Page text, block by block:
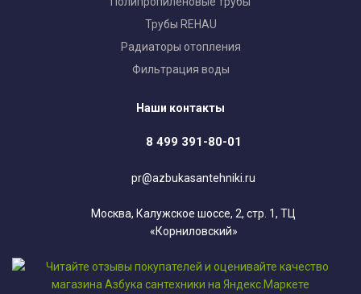
Трубы REHAU
Радиаторы отопления
Фильтрация воды
Наши контакты
8 499 391-80-01
pr@azbukasantehniki.ru
Москва, Калужское шоссе, 2, стр. 1, ТЦ
«Корниловский»